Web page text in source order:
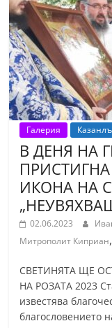
Галерия
В ДЕНЯ НА
ИКОНА НА
02.06.2023
Митрополит Киприан
СВЕТИНЯТА ЩЕ
НА РОЗАТА 2023
известява
благословението